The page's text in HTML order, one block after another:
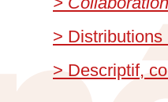
> Distributions
> Descriptif,